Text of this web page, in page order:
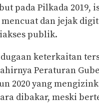
pada Pilkada 2019,
dan jejak
publik.
keterkaitan
Peraturan
2020 yang
dibakar, meski